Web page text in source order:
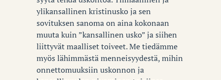
ylikansallinen kristinusko ja sen
sovituksen sanoma on aina kokonaan
muuta kuin ”kansallinen usko” ja siihen
liittyvät maalliset toiveet. Me tiedämme
myös lähimmästä menneisyydestä, mihin
onnettomuuksiin uskonnon ja